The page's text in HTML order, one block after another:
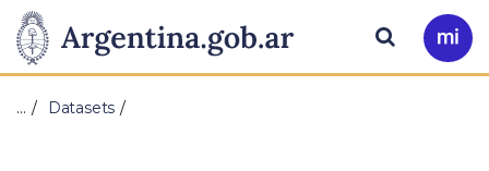
Presidencia
de
Pasar al contenido principal
Ir
a
Buscar
… Datasets